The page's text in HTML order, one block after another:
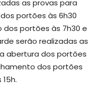
as provas para
portões às 6h30
portões às 7h30 e
serão realizadas as
abertura dos portões
dos portões